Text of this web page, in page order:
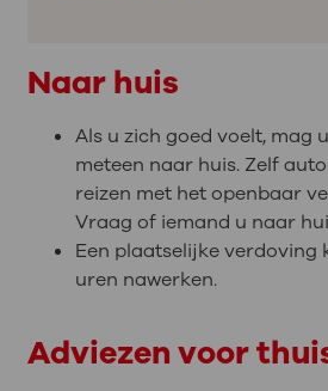
Naar huis
Als u zich goed voelt, mag
meteen naar huis. Zelf
reizen met het openbaar
Vraag of iemand u naar
Een plaatselijke verdoving
uren nawerken.
Adviezen voor